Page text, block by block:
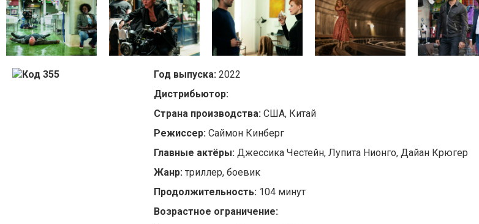
Год выпуска: 2022
Дистрибьютор:
Страна производства: США, Китай
Режиссер: Саймон Кинберг
Главные актёры: Джессика Честейн, Лупита Нионго, Дайан Крюгер
Жанр: триллер, боевик
Продолжительность: 104 минут
Возрастное ограничение: